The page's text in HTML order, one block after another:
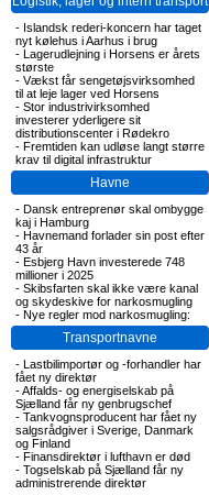
- Islandsk rederi-koncern har taget
nyt kølehus i Aarhus i brug
- Lagerudlejning i Horsens er årets
største
- Vækst får sengetøjsvirksomhed
til at leje lager ved Horsens
- Stor industrivirksomhed
investerer yderligere sit
distributionscenter i Rødekro
- Fremtiden kan udløse langt større
krav til digital infrastruktur
Havne
- Dansk entreprenør skal ombygge
kaj i Hamburg
- Havnemand forlader sin post efter
43 år
- Esbjerg Havn investerede 748
millioner i 2025
- Skibsfarten skal ikke være kanal
og skydeskive for narkosmugling
- Nye regler mod narkosmugling:
Transportnavne
- Lastbilimportør og -forhandler har
fået ny direktør
-Affalds- og energiselskab på
Sjælland får ny genbrugschef
- Tankvognsproducent har fået ny
salgsrådgiver i Sverige, Danmark
og Finland
- Finansdirektør i lufthavn er død
- Togselskab på Sjælland får ny
administrerende direktør